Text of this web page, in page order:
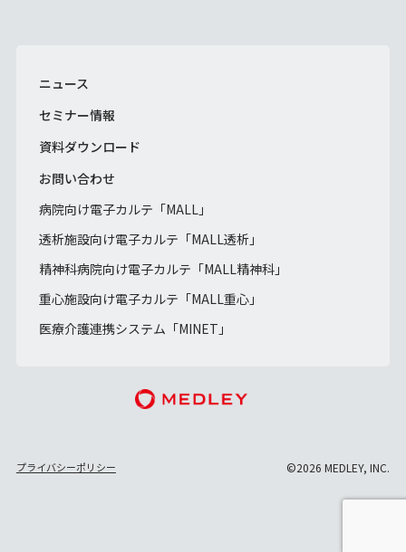
ニュース
セミナー情報
資料ダウンロード
お問い合わせ
病院向け電子カルテ「MALL」
透析施設向け電子カルテ「MALL透析」
精神科病院向け電子カルテ「MALL精神科」
重心施設向け電子カルテ「MALL重心」
医療介護連携システム「MINET」
プライバシーポリシー ©2026 MEDLEY, INC.